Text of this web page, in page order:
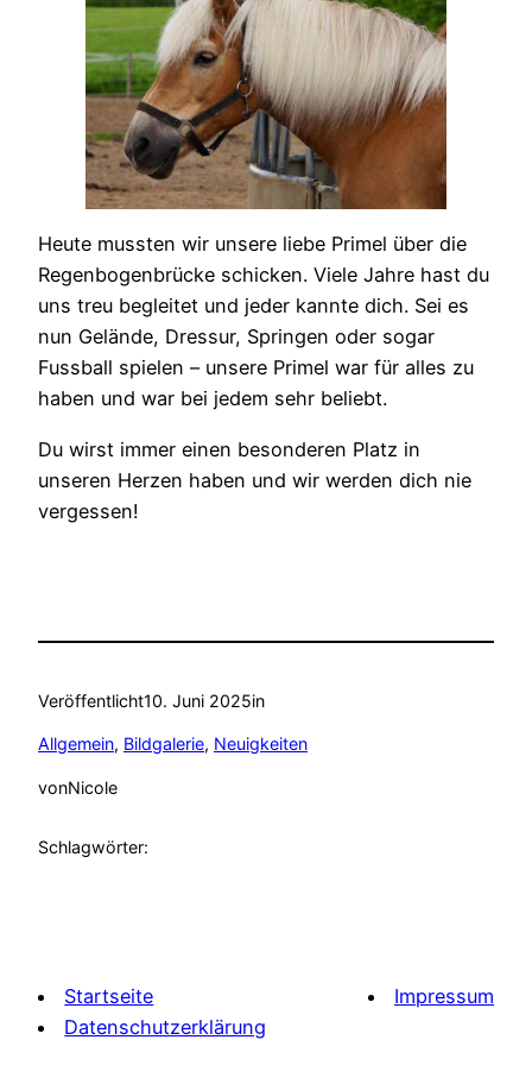
Heute mussten wir unsere liebe Primel über die
Regenbogenbrücke schicken. Viele Jahre hast du
uns treu begleitet und jeder kannte dich. Sei es
nun Gelände, Dressur, Springen oder sogar
Fussball spielen – unsere Primel war für alles zu
haben und war bei jedem sehr beliebt.
Du wirst immer einen besonderen Platz in
unseren Herzen haben und wir werden dich nie
vergessen!
Veröffentlicht10. Juni 2025in
Allgemein, Bildgalerie, Neuigkeiten
vonNicole
Schlagwörter:
Startseite
Impressum
Datenschutzerklärung